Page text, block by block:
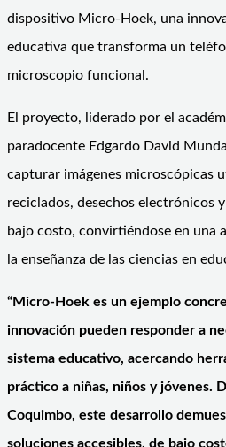
dispositivo Micro-Hoek, una
educativa que transforma un
microscopio funcional.
El proyecto, liderado por el
paradocente Edgardo David
capturar imágenes microscópicas
reciclados, desechos electrónicos
bajo costo, convirtiéndose en una
la enseñanza de las ciencias en
“Micro-Hoek es un ejemplo
innovación pueden responder a
sistema educativo, acercando
práctico a niñas, niños y jóvenes.
Coquimbo, este desarrollo
soluciones accesibles, de bajo